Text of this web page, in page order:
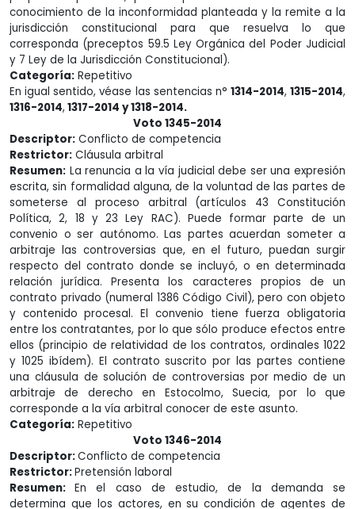
conocimiento de la inconformidad planteada y la remite a la
jurisdicción constitucional para que resuelva lo que
corresponda (preceptos 59.5 Ley Orgánica del Poder Judicial
y 7 Ley de la Jurisdicción Constitucional).
Categoría: Repetitivo
En igual sentido, véase las sentencias n° 1314-2014, 1315-2014,
1316-2014, 1317-2014 y 1318-2014.
Voto 1345-2014
Descriptor: Conflicto de competencia
Restrictor: Cláusula arbitral
Resumen: La renuncia a la vía judicial debe ser una expresión
escrita, sin formalidad alguna, de la voluntad de las partes de
someterse al proceso arbitral (artículos 43 Constitución
Política, 2, 18 y 23 Ley RAC). Puede formar parte de un
convenio o ser autónomo. Las partes acuerdan someter a
arbitraje las controversias que, en el futuro, puedan surgir
respecto del contrato donde se incluyó, o en determinada
relación jurídica. Presenta los caracteres propios de un
contrato privado (numeral 1386 Código Civil), pero con objeto
y contenido procesal. El convenio tiene fuerza obligatoria
entre los contratantes, por lo que sólo produce efectos entre
ellos (principio de relatividad de los contratos, ordinales 1022
y 1025 ibídem). El contrato suscrito por las partes contiene
una cláusula de solución de controversias por medio de un
arbitraje de derecho en Estocolmo, Suecia, por lo que
corresponde a la vía arbitral conocer de este asunto.
Categoría: Repetitivo
Voto 1346-2014
Descriptor:Conflicto de competencia
Restrictor:Pretensión laboral
Resumen:En el caso de estudio, de la demanda se
determina que los actores, en su condición de agentes de